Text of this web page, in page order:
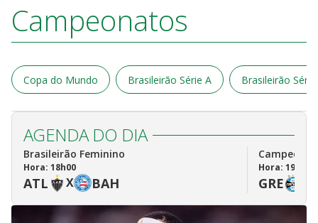
Campeonatos
Copa do Mundo Brasileirão Série A Brasileirão
AGENDA DO DIA
Brasileirão Feminino
Hora: 18h00
ATL X BAH
Hora: 19h00
GRE